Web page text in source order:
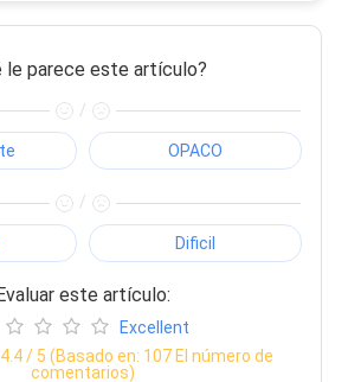
le parece este artículo?
/
OPACO
/
Dificil
Evaluar este artículo:
Excellent
4.4/ 5 (Basado en: 107El número de
comentarios)